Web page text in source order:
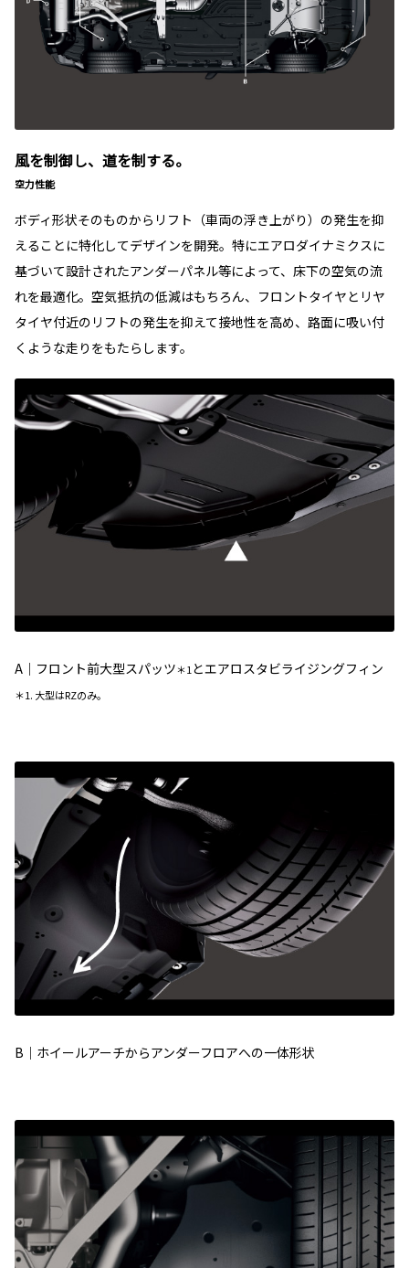
風を制御し、道を制する。
空力性能
ボディ形状そのものからリフト（車両の浮き上がり）の発生を抑
えることに特化してデザインを開発。特にエアロダイナミクスに
基づいて設計されたアンダーパネル等によって、床下の空気の流
れを最適化。空気抵抗の低減はもちろん、フロントタイヤとリヤ
タイヤ付近のリフトの発生を抑えて接地性を高め、路面に吸い付
くような走りをもたらします。
A｜フロント前大型スパッツ＊1とエアロスタビライジングフィン
＊1. 大型はRZのみ。
B｜ホイールアーチからアンダーフロアへの一体形状